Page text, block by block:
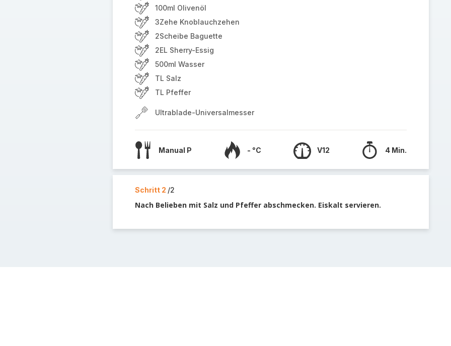
100ml Olivenöl
3Zehe Knoblauchzehen
2Scheibe Baguette
2EL Sherry-Essig
500ml Wasser
TL Salz
TL Pfeffer
Ultrablade-Universalmesser
Manual P - °C V12 4 Min.
Schritt 2 /2
Nach Belieben mit Salz und Pfeffer abschmecken. Eiskalt servieren.